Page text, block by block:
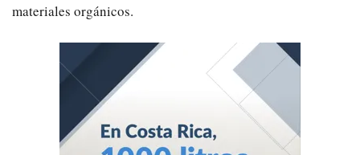
materiales orgánicos.